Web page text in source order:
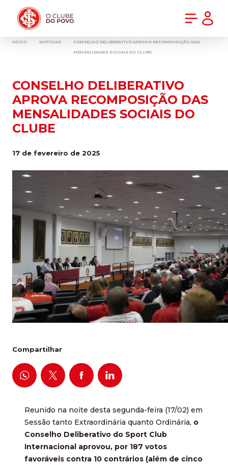
INÍCIO NOTÍCIAS
CONSELHO DELIBERATIVO APROVA RECOMPOSIÇÃO DAS
MENSALIDADES SOCIAIS DO CLUBE
CONSELHO DELIBERATIVO
APROVA RECOMPOSIÇÃO DAS
MENSALIDADES SOCIAIS DO
CLUBE
17 de fevereiro de 2025
Compartilhar
Reunido na noite desta segunda-feira (17/02) em
Sessão tanto Extraordinária quanto Ordinária, o
Conselho Deliberativo do Sport Club
Internacional aprovou, por 187 votos
favoráveis contra 10 contrários (além de cinco